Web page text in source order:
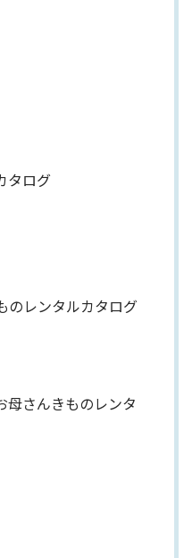
タログ
のレンタルカタログ
母さんきものレンタ